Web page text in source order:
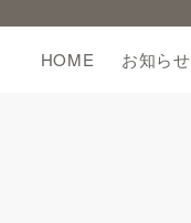
HOME お知らせ